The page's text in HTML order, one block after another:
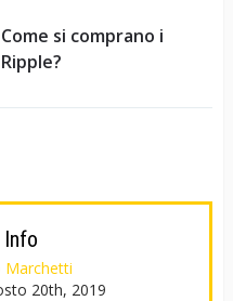
Come si comprano i
Ripple?
Marchetti
20th, 2019